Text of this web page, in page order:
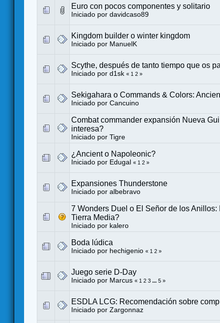
Euro con pocos componentes y solitario
Iniciado por davidcaso89
Kingdom builder o winter kingdom
Iniciado por ManuelK
Scythe, después de tanto tiempo que os
Iniciado por d1sk « 1 2 »
Sekigahara o Commands & Colors:
Iniciado por Cancuino
Combat commander expansión Nueva
interesa?
Iniciado por Tigre
¿Ancient o Napoleonic?
Iniciado por Edugal « 1 2 »
Expansiones Thunderstone
Iniciado por albebravo
7 Wonders Duel o El Señor de los Anillos:
Tierra Media?
Iniciado por kalero
Boda lúdica
Iniciado por hechigenio « 1 2 »
Juego serie D-Day
Iniciado por Marcus « 1 2 3 ... 5 »
ESDLA LCG: Recomendación sobre
Iniciado por Zargonnaz